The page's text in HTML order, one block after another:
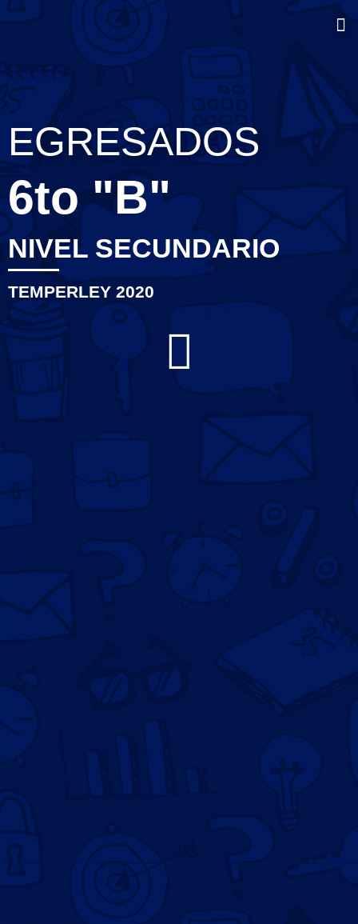
EGRESADOS
6to "B"
NIVEL SECUNDARIO
TEMPERLEY 2020